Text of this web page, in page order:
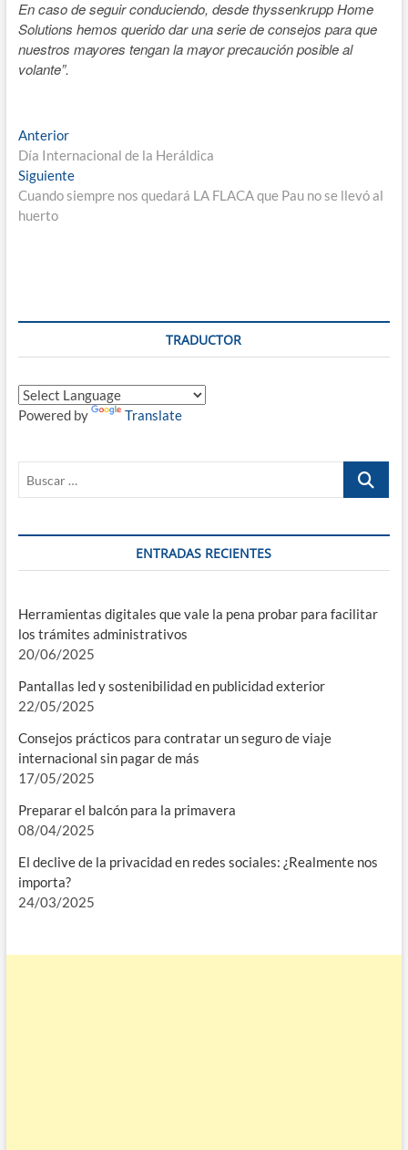
En caso de seguir conduciendo, desde thyssenkrupp Home
Solutions hemos querido dar una serie de consejos para que
nuestros mayores tengan la mayor precaución posible al
volante”.
Navegación
de
entradas
AnteriorEntrada
anterior:
Día Internacional de la Heráldica
SiguienteEntrada
siguiente:
Cuando siempre nos quedará LA FLACA que Pau no se llevó al
huerto
TRADUCTOR
Powered by Translate
Buscar
ENTRADAS RECIENTES
Herramientas digitales que vale la pena probar para facilitar
los trámites administrativos
20/06/2025
Pantallas led y sostenibilidad en publicidad exterior
22/05/2025
Consejos prácticos para contratar un seguro de viaje
internacional sin pagar de más
17/05/2025
Preparar el balcón para la primavera
08/04/2025
El declive de la privacidad en redes sociales: ¿Realmente nos
importa?
24/03/2025